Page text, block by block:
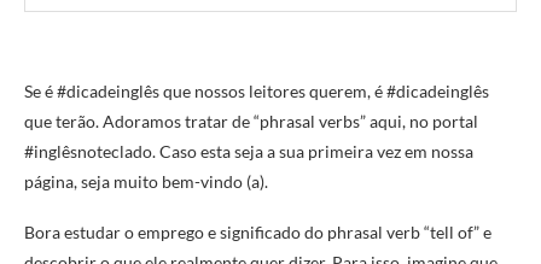
Se é #dicadeinglês que nossos leitores querem, é #dicadeinglês
que terão. Adoramos tratar de “phrasal verbs” aqui, no portal
#inglêsnoteclado. Caso esta seja a sua primeira vez em nossa
página, seja muito bem-vindo (a).
Bora estudar o emprego e significado do phrasal verb “tell of” e